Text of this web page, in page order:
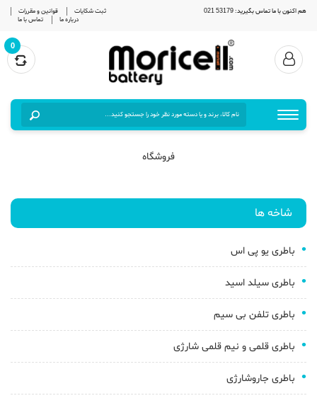
هم اکنون با ما تماس بگیرید: 53179 021 ثبت شکایات
قوانین و مقررات
درباره ما
تماس با ما
0
فروشگاه
شاخه ها
باطری یو پی اس
باطری سیلد اسید
باطری تلفن بی سیم
باطری قلمی و نیم قلمی شارژی
باطری جاروشارژی